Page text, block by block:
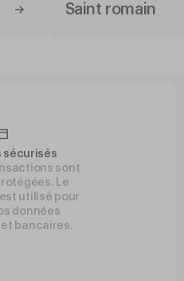
Saint romain
sécurisés
sont
Le
utilisé pour
données
bancaires.